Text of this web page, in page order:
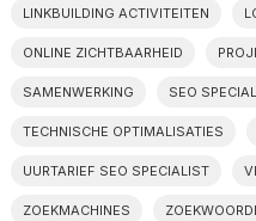
LINKBUILDING ACTIVITEITEN
ONLINE ZICHTBAARHEID
SAMENWERKING SEO
TECHNISCHE OPTIMALISATIES
UURTARIEF SEO SPECIALIST
ZOEKMACHINES